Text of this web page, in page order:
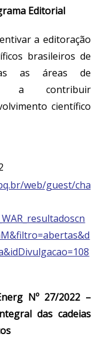
Editorial
a editoração
brasileiros de
as áreas de
a contribuir
científico
web/guest/cha
Nº 27/2022 –
das cadeias